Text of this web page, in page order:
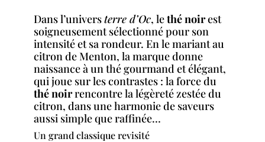
Dans l’universterre d’Oc, lethé noirest
soigneusement sélectionné pour son
intensité et sa rondeur. En le mariant au
citron de Menton, la marque donne
naissance à un thé gourmand et élégant,
qui joue sur les contrastes : la force du
thé noirrencontre la légèreté zestée du
citron, dans une harmonie de saveurs
aussi simple que raffinée…
Un grand classique revisité